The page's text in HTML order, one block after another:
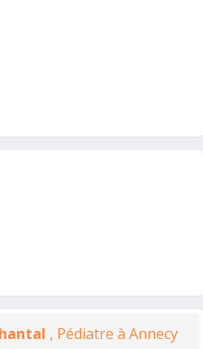
, Pédiatre à Annecy